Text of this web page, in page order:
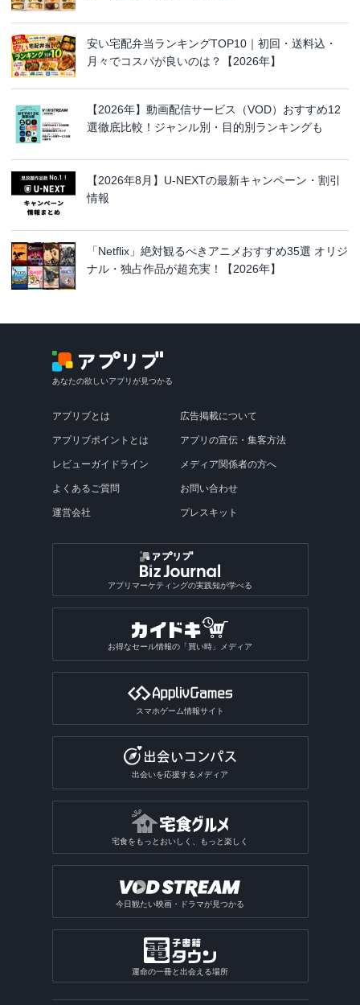
安い宅配弁当ランキングTOP10｜初回・送料込・
月々でコスパが良いのは？【2026年】
【2026年】動画配信サービス（VOD）おすすめ12
選徹底比較！ジャンル別・目的別ランキングも
【2026年8月】U-NEXTの最新キャンペーン・割引
情報
「Netflix」絶対観るべきアニメおすすめ35選 オリジ
ナル・独占作品が超充実！【2026年】
あなたの欲しいアプリが見つかる
アプリブとは
アプリブポイントとは
レビューガイドライン
よくあるご質問
運営会社
広告掲載について
アプリの宣伝・集客方法
メディア関係者の方へ
お問い合わせ
プレスキット
アプリマーケティングの実践知が学べる
お得なセール情報の「買い時」メディア
スマホゲーム情報サイト
出会いを応援するメディア
宅食をもっとおいしく、もっと楽しく
今日観たい映画・ドラマが見つかる
運命の一冊と出会える場所